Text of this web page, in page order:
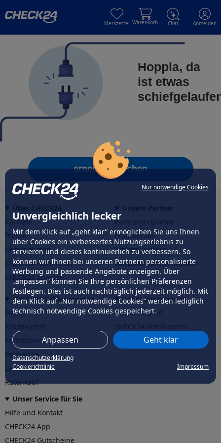
Nur notwendige Cookies
Unvergleichlich lecker
Mit dem Klick auf „geht klar” ermöglichen Sie uns Ihnen
über Cookies ein verbessertes Nutzungserlebnis zu
servieren und dieses kontinuierlich zu verbessern. So
können wir Ihnen bei unseren Partnern personalisierte
Werbung und passende Angebote anzeigen. Über
„anpassen” können Sie Ihre persönlichen Präferenzen
festlegen. Dies ist auch nachträglich jederzeit möglich. Mit
dem Klick auf „Nur notwendige Cookies” werden lediglich
technisch notwendige Cookies gespeichert.
Anpassen Geht klar
Datenschutzerklärung
Cookierichtlinie
Impressum
Merkzettel Warenkorb Chat Anmelden
Hoppla, da
ist etwas
erneut versuchen
Karriere
Presse
Unternehmen
CHECK24 Österreich
CHECK24 Spanien
Partnerprogramm
Profi werden
Affiliate werden
Werkstattpartner werden
CHECK24 Zahlungsarten
PayPal
Sofortüberweisung
Rechnung
Lastschrift
Ratenkauf
Unser Engagement
Nachhaltigkeit
CHECK24hilftder Natur
Unser Service für Sie
Hilfe und Kontakt
CHECK24 App
CHECK24 Gutscheine